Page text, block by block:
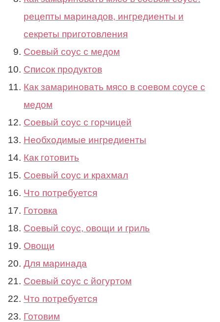
рецепты маринадов, ингредиенты и
секреты приготовления
Соевый соус с медом
Список продуктов
Как замариновать мясо в соевом соусе с
медом
Соевый соус с горчицей
Необходимые ингредиенты
Как готовить
Соевый соус и крахмал
Что потребуется
Готовка
Соевый соус, овощи и гриль
Овощи
Для маринада
Соевый соус с йогуртом
Что потребуется
Готовим